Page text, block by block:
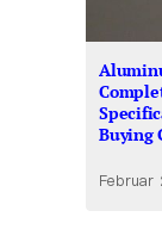
Buying
Februar